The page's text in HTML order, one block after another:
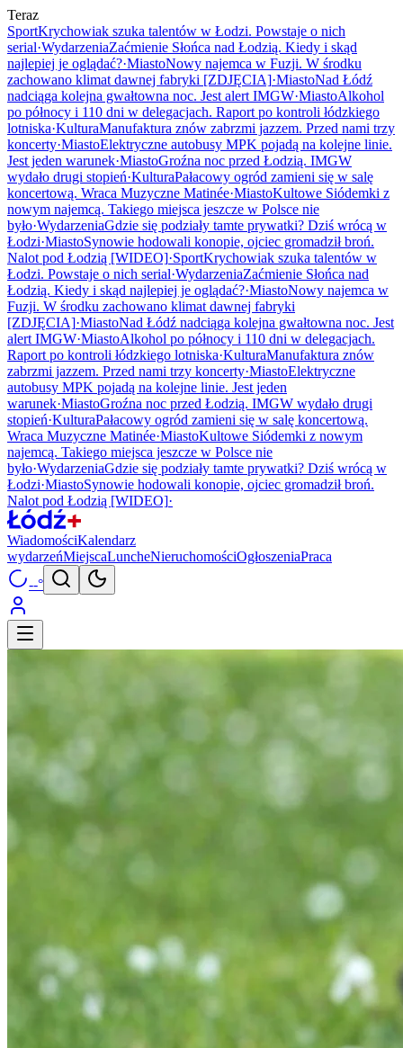
Teraz
SportKrychowiak szuka talentów w Łodzi. Powstaje o nich
serial·WydarzeniaZaćmienie Słońca nad Łodzią. Kiedy i skąd
najlepiej je oglądać?·MiastoNowy najemca w Fuzji. W środku
zachowano klimat dawnej fabryki [ZDJĘCIA]·MiastoNad Łódź
nadciąga kolejna gwałtowna noc. Jest alert IMGW·MiastoAlkohol
po północy i 110 dni w delegacjach. Raport po kontroli łódzkiego
lotniska·KulturaManufaktura znów zabrzmi jazzem. Przed nami trzy
koncerty·MiastoElektryczne autobusy MPK pojadą na kolejne linie.
Jest jeden warunek·MiastoGroźna noc przed Łodzią. IMGW
wydało drugi stopień·KulturaPałacowy ogród zamieni się w salę
koncertową. Wraca Muzyczne Matinée·MiastoKultowe Siódemki z
nowym najemcą. Takiego miejsca jeszcze w Polsce nie
było·WydarzeniaGdzie się podziały tamte prywatki? Dziś wrócą w
Łodzi·MiastoSynowie hodowali konopie, ojciec gromadził broń.
Nalot pod Łodzią [WIDEO]·SportKrychowiak szuka talentów w
Łodzi. Powstaje o nich serial·WydarzeniaZaćmienie Słońca nad
Łodzią. Kiedy i skąd najlepiej je oglądać?·MiastoNowy najemca w
Fuzji. W środku zachowano klimat dawnej fabryki
[ZDJĘCIA]·MiastoNad Łódź nadciąga kolejna gwałtowna noc. Jest
alert IMGW·MiastoAlkohol po północy i 110 dni w delegacjach.
Raport po kontroli łódzkiego lotniska·KulturaManufaktura znów
zabrzmi jazzem. Przed nami trzy koncerty·MiastoElektryczne
autobusy MPK pojadą na kolejne linie. Jest jeden
warunek·MiastoGroźna noc przed Łodzią. IMGW wydało drugi
stopień·KulturaPałacowy ogród zamieni się w salę koncertową.
Wraca Muzyczne Matinée·MiastoKultowe Siódemki z nowym
najemcą. Takiego miejsca jeszcze w Polsce nie
było·WydarzeniaGdzie się podziały tamte prywatki? Dziś wrócą w
Łodzi·MiastoSynowie hodowali konopie, ojciec gromadził broń.
Nalot pod Łodzią [WIDEO]·
WiadomościKalendarz
wydarzeńMiejscaLuncheNieruchomościOgłoszeniaPraca
--°